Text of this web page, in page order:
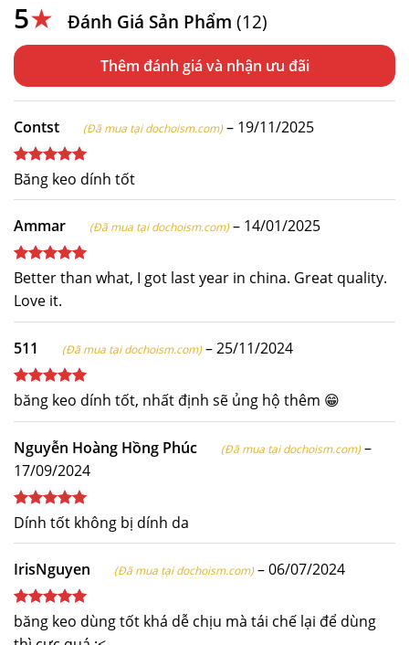
5★ Đánh Giá Sản Phẩm (12)
Thêm đánh giá
Contst (Đã mua tại dochoism.com) – 19/11/2025
Được xếp
hạng
sao
Băng keo dính tốt
Ammar (Đã mua tại dochoism.com) – 14/01/2025
Được xếp
sao
Better than what, I got last year in china. Great quality.
Love it.
511 (Đã mua tại dochoism.com) –25/11/2024
Được xếp
hạng
sao
băng keo dính tốt, nhất định sẽ ủng hộ thêm 😁
Nguyễn Hoàng Hồng Phúc (Đã mua tại dochoism.com) –
17/09/2024
Được xếp
sao
Dính tốt không bị dính da
IrisNguyen (Đã mua tại dochoism.com) –06/07/2024
Được xếp
hạng
băng keo dùng tốt khá dễ chịu mà tái chế lại để dùng